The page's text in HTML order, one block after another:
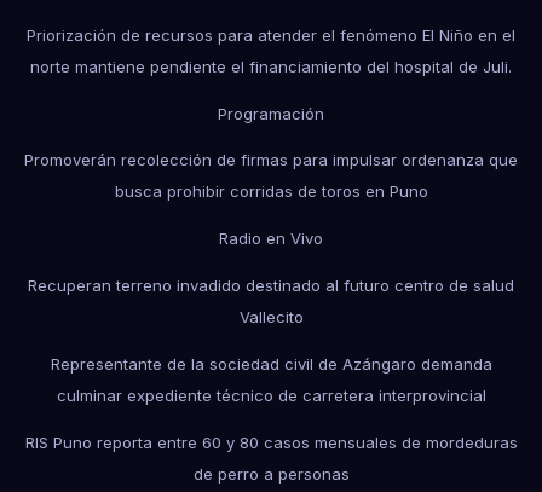
Priorización de recursos para atender el fenómeno El Niño en el
norte mantiene pendiente el financiamiento del hospital de Juli.
Programación
Promoverán recolección de firmas para impulsar ordenanza que
busca prohibir corridas de toros en Puno
Radio en Vivo
Recuperan terreno invadido destinado al futuro centro de salud
Vallecito
Representante de la sociedad civil de Azángaro demanda
culminar expediente técnico de carretera interprovincial
RIS Puno reporta entre 60 y 80 casos mensuales de mordeduras
de perro a personas